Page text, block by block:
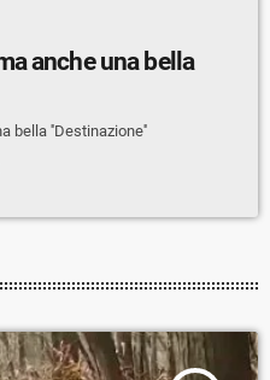
anche una bella
bella ''Destinazione''